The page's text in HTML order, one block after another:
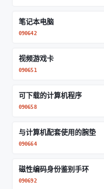
笔记本电脑
090642
视频游戏卡
090651
可下载的计算机程序
090658
与计算机配套使用的腕垫
090664
磁性编码身份鉴别手环
090692